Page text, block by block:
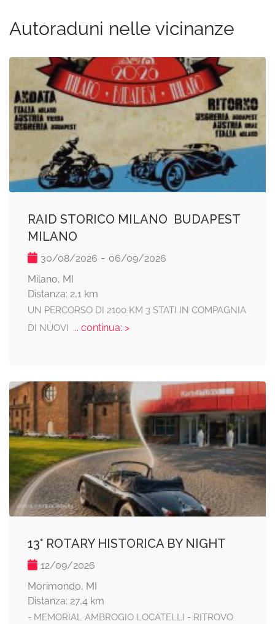
Autoraduni nelle vicinanze
RAID STORICO MILANO  BUDAPEST 
MILANO
30/08/2026 - 06/09/2026
Milano, MI
Distanza: 2,1 km
UN PERCORSO DI 2100 KM 3 STATI IN COMPAGNIA
DI NUOVI ... continua: >
13° ROTARY HISTORICA BY NIGHT
12/09/2026
Morimondo, MI
Distanza: 27,4 km
- MEMORIAL AMBROGIO LOCATELLI - RITROVO